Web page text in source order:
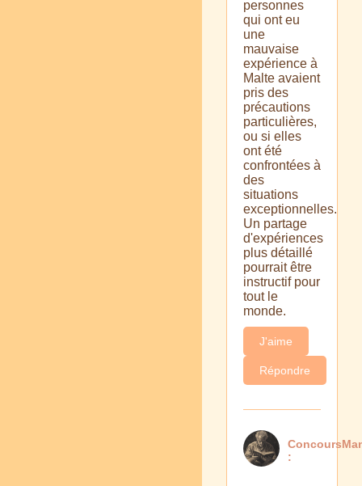
personnes
qui ont eu
une
mauvaise
expérience à
Malte avaient
pris des
précautions
particulières,
ou si elles
ont été
confrontées à
des
situations
exceptionnelles.
Un partage
d'expériences
plus détaillé
pourrait être
instructif pour
tout le
monde.
J'aime
Répondre
: